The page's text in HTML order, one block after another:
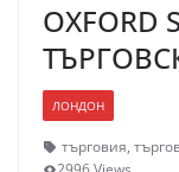
OXFORD
ЛОНДОН
търговия,